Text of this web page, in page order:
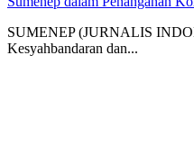
SUMENEP (JURNALIS
Kesyahbandaran dan...